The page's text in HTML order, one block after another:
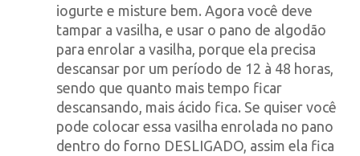
iogurte e misture bem. Agora você deve
tampar a vasilha, e usar o pano de algodão
para enrolar a vasilha, porque ela precisa
descansar por um período de 12 à 48 horas,
sendo que quanto mais tempo ficar
descansando, mais ácido fica. Se quiser você
pode colocar essa vasilha enrolada no pano
dentro do forno DESLIGADO, assim ela fica